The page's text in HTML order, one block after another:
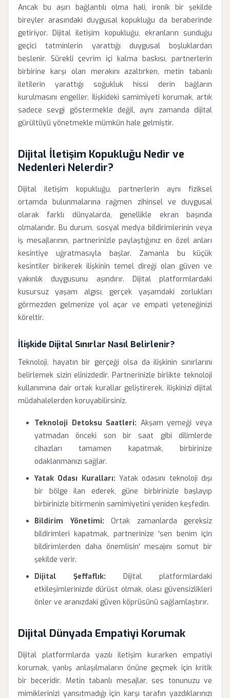
Ancak bu aşırı bağlantılı olma hali, ironik bir şekilde
bireyler arasındaki duygusal kopukluğu da beraberinde
getiriyor. Dijital iletişim kopukluğu, ekranların sunduğu
geçici tatminlerin yarattığı duygusal boşluklardan
beslenir. Sürekli çevrim içi kalma baskısı, partnerlerin
birbirine karşı olan merakını azaltırken, metin tabanlı
iletilerin yarattığı soğukluk hissi derin bağların
kurulmasını engeller. İlişkideki samimiyeti korumak, artık
sadece sevgi göstermekle değil, aynı zamanda dijital
gürültüyü yönetmekle mümkün hale gelmiştir.
Dijital İletişim Kopukluğu Nedir ve
Nedenleri Nelerdir?
Dijital iletişim kopukluğu, partnerlerin aynı fiziksel
ortamda bulunmalarına rağmen zihinsel ve duygusal
olarak farklı dünyalarda, genellikle ekran başında
olmalarıdır. Bu durum, sosyal medya bildirimlerinin veya
iş mesajlarının, partnerinizle paylaştığınız en özel anları
kesintiye uğratmasıyla başlar. Zamanla bu küçük
kesintiler birikerek ilişkinin temel direği olan güven ve
yakınlık duygusunu aşındırır. Dijital platformlardaki
kusursuz yaşam algısı, gerçek yaşamdaki zorlukları
görmezden gelmenize yol açar ve empati yeteneğinizi
köreltir.
İlişkide Dijital Sınırlar Nasıl Belirlenir?
Teknoloji, hayatın bir gerçeği olsa da ilişkinin sınırlarını
belirlemek sizin elinizdedir. Partnerinizle birlikte teknoloji
kullanımına dair ortak kurallar geliştirerek, ilişkinizi dijital
müdahalelerden koruyabilirsiniz.
Teknoloji Detoksu Saatleri: Akşam yemeği veya
yatmadan önceki son bir saat gibi dilimlerde
cihazları tamamen kapatmak, birbirinize
odaklanmanızı sağlar.
Yatak Odası Kuralları: Yatak odasını teknoloji dışı
bir bölge ilan ederek, güne birbirinizle başlayıp
birbirinizle bitirmenin samimiyetini yeniden keşfedin.
Bildirim Yönetimi: Ortak zamanlarda gereksiz
bildirimleri kapatmak, partnerinize 'sen benim için
bildirimlerden daha önemlisin' mesajını somut bir
şekilde verir.
Dijital Şeffaflık: Dijital platformlardaki
etkileşimlerinizde dürüst olmak, olası güvensizlikleri
önler ve aranızdaki güven köprüsünü sağlamlaştırır.
Dijital Dünyada Empatiyi Korumak
Dijital platformlarda yazılı iletişim kurarken empatiyi
korumak, yanlış anlaşılmaların önüne geçmek için kritik
bir beceridir. Metin tabanlı mesajlar, ses tonunuzu ve
mimiklerinizi yansıtmadığı için karşı tarafın yazdıklarınızı